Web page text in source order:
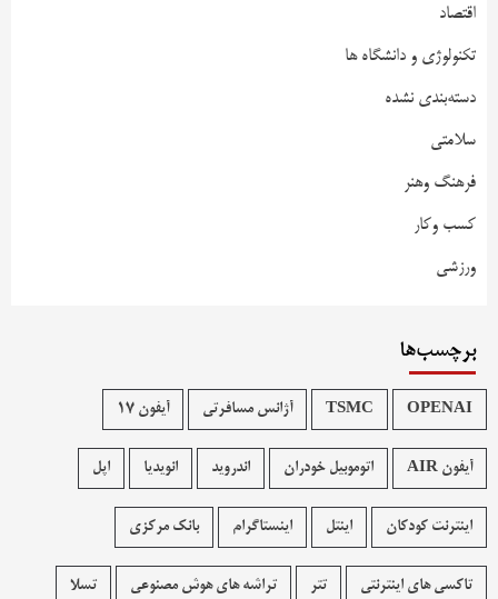
اقتصاد
تکنولوژی و دانشگاه ها
دسته‌بندی نشده
سلامتی
فرهنگ وهنر
کسب وکار
ورزشی
برچسب‌ها
OPENAI
TSMC آژانس مسافرتی آیفون 17
آیفون AIR اتوموبیل خودران اندروید انویدیا اپل
اینترنت کودکان اینتل اینستاگرام بانک مرکزی
تاکسی های اینترنتی تتر تراشه های هوش مصنوعی تسلا